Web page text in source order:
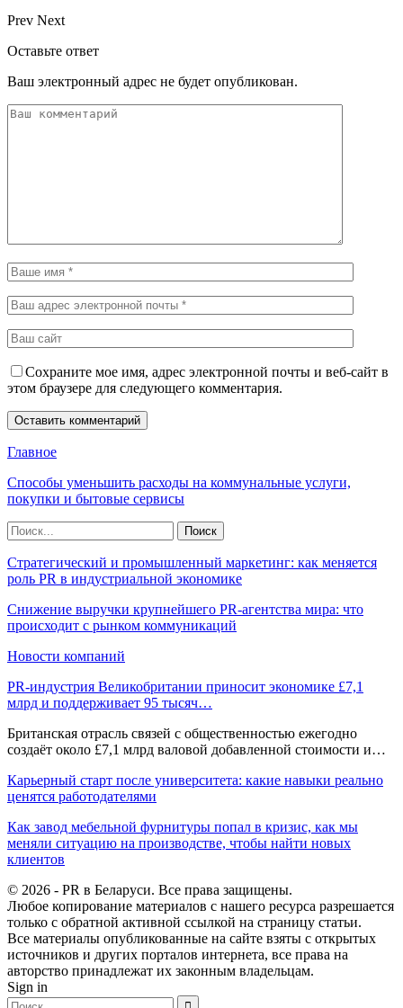
Prev Next
Оставьте ответ
Ваш электронный адрес не будет опубликован.
Сохраните мое имя, адрес электронной почты и веб-сайт в
этом браузере для следующего комментария.
Главное
Способы уменьшить расходы на коммунальные услуги,
покупки и бытовые сервисы
Стратегический и промышленный маркетинг: как меняется
роль PR в индустриальной экономике
Снижение выручки крупнейшего PR-агентства мира: что
происходит с рынком коммуникаций
Новости компаний
PR-индустрия Великобритании приносит экономике £7,1
млрд и поддерживает 95 тысяч…
Британская отрасль связей с общественностью ежегодно
создаёт около £7,1 млрд валовой добавленной стоимости и…
Карьерный старт после университета: какие навыки реально
ценятся работодателями
Как завод мебельной фурнитуры попал в кризис, как мы
меняли ситуацию на производстве, чтобы найти новых
клиентов
© 2026 - PR в Беларуси. Все права защищены.
Любое копирование материалов с нашего ресурса разрешается
только с обратной активной ссылкой на страницу статьи.
Все материалы опубликованные на сайте взяты с открытых
источников и других порталов интернета, все права на
авторство принадлежат их законным владельцам.
Sign in